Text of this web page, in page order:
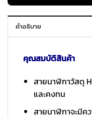
คำอธิบาย
คุณสมบัติสินค้า
สายนาฬิกาวัสดุ
และคงทน
สายนาฬิกาจะมีค